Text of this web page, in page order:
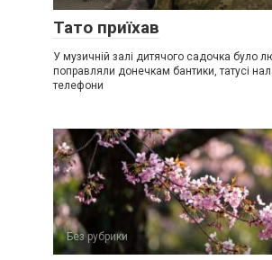
Тато приїхав
У музичній залі дитячого садочка було
поправляли донечкам бантики, татусі
телефони
Без рубрики